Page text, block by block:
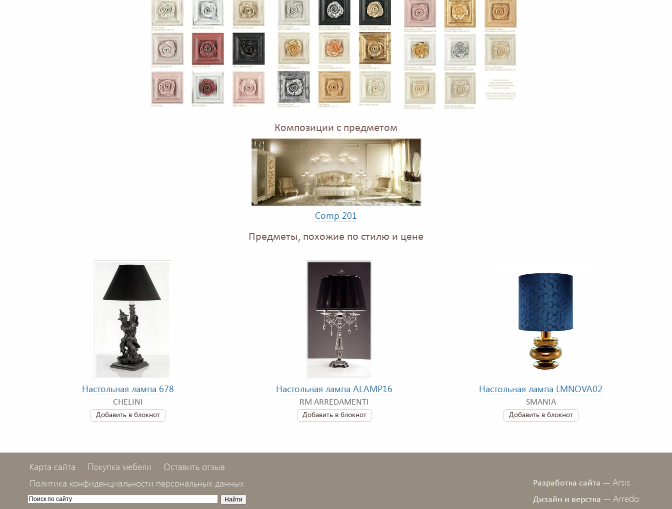
Композиции с предметом
Comp 201
Предметы, похожие по стилю и цене
Настольная лампа 678
CHELINI
Добавить в блокнот
Настольная лампа ALAMP16
RM ARREDAMENTI
Добавить в блокнот
Настольная лампа LMNOVA02
SMANIA
Добавить в блокнот
Карта сайта Покупка мебели
Оставить отзыв
Политика конфиденциальности персональных данных
Разработка сайта — Arsis
Дизайн и верстка — Arredo